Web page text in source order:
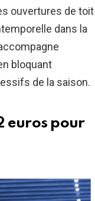
ouvertures de toit
dans la
bloquant
de la saison.
euros pour